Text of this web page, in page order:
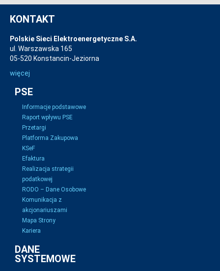
KONTAKT
Polskie Sieci Elektroenergetyczne S.A.
ul. Warszawska 165
05-520 Konstancin-Jeziorna
więcej
PSE
Informacje podstawowe
Raport wpływu PSE
Przetargi
Platforma Zakupowa
KSeF
Efaktura
Realizacja strategii
podatkowej
RODO – Dane Osobowe
Komunikacja z
akcjonariuszami
Mapa Strony
Kariera
DANE
SYSTEMOWE